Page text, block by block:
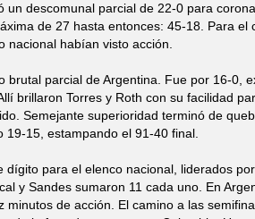
un descomunal parcial de 22-0 para
de 27 hasta entonces: 45-18. Para el
nacional habían visto acción.
brutal parcial de Argentina. Fue por 16-0,
brillaron Torres y Roth con su facilidad
Semejante superioridad terminó de
15, estampando el 91-40 final.
para el elenco nacional, liderados
y Sandes sumaron 11 cada uno. En
minutos de acción. El camino a las